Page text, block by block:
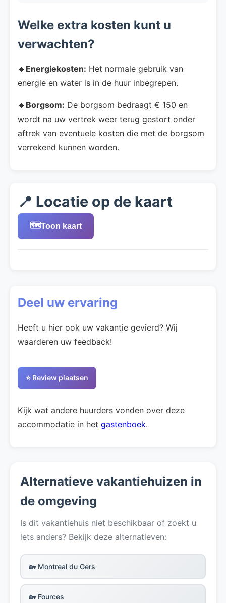
Welke extra kosten kunt u
verwachten?
🔸 Energiekosten: Het normale gebruik van
energie en water is in de huur inbegrepen.
🔸 Borgsom: De borgsom bedraagt € 150 en
wordt na uw vertrek weer terug gestort onder
aftrek van eventuele kosten die met de borgsom
verrekend kunnen worden.
📍 Locatie op de kaart
🗺️Toon kaart
Deel uw ervaring
Heeft u hier ook uw vakantie gevierd? Wij
waarderen uw feedback!
⭐ Review plaatsen
Kijk wat andere huurders vonden over deze
accommodatie in het gastenboek.
Alternatieve vakantiehuizen in
de omgeving
Is dit vakantiehuis niet beschikbaar of zoekt u
iets anders? Bekijk deze alternatieven:
🏡 Montreal du Gers
🏡 Fources